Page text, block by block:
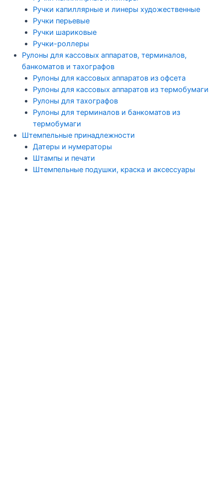
Ручки капиллярные и линеры художественные
Ручки перьевые
Ручки шариковые
Ручки-роллеры
Рулоны для кассовых аппаратов, терминалов,
банкоматов и тахографов
Рулоны для кассовых аппаратов из офсета
Рулоны для кассовых аппаратов из термобумаги
Рулоны для тахографов
Рулоны для терминалов и банкоматов из
термобумаги
Штемпельные принадлежности
Датеры и нумераторы
Штампы и печати
Штемпельные подушки, краска и аксессуары